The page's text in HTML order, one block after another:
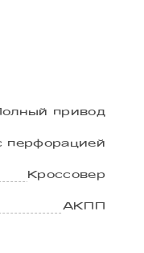
привод
перфорацией
Кроссовер
АКПП